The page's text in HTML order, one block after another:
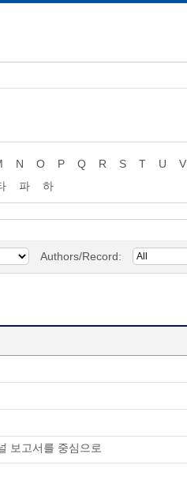
N O P Q R S T U V
파
하
Authors/Record:
보고서를 중심으로